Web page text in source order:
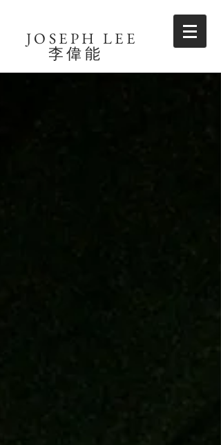
JOSEPH LEE
​李偉能